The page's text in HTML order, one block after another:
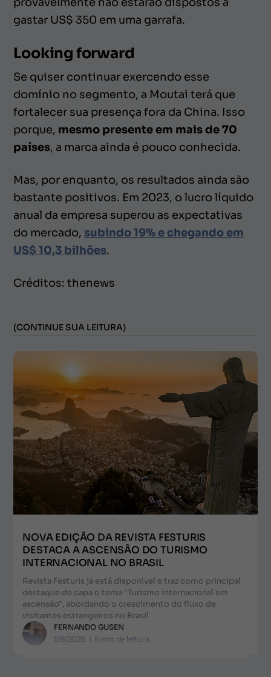
gastar US$ 350 em uma garrafa.
Looking forward
Se quiser continuar exercendo esse
domínio no segmento, a Moutai terá que
fortalecer sua presença fora da China. Isso
porque, mesmo presente em mais de 70
países, a marca ainda é pouco conhecida.
Mas, por enquanto, os resultados ainda são
bastante positivos. Em 2023, o lucro líquido
anual da empresa superou as expectativas
do mercado,subindo 19% e chegando em
US$ 10,3 bilhões.
Créditos: thenews
(CONTINUE SUA LEITURA)
NOVA EDIÇÃO DA REVISTA FESTURIS
DESTACA A ASCENSÃO DO TURISMO
INTERNACIONAL NO BRASIL
Revista Festuris já está disponível e traz como principal
destaque de capa o tema "Turismo internacional em
ascensão", abordando o crescimento do fluxo de
visitantes estrangeiros no Brasil
FERNANDO GUSEN
5/8/2026 | 6 min de leitura